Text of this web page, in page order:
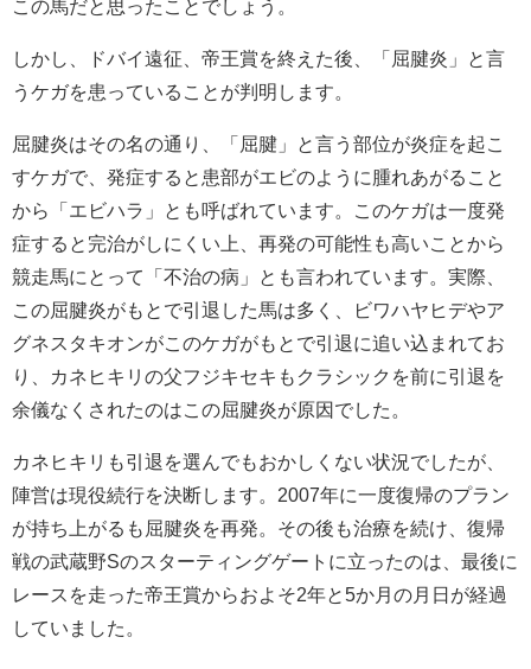
この馬だと思ったことでしょう。
しかし、ドバイ遠征、帝王賞を終えた後、「屈腱炎」と言
うケガを患っていることが判明します。
屈腱炎はその名の通り、「屈腱」と言う部位が炎症を起こ
すケガで、発症すると患部がエビのように腫れあがること
から「エビハラ」とも呼ばれています。このケガは一度発
症すると完治がしにくい上、再発の可能性も高いことから
競走馬にとって「不治の病」とも言われています。実際、
この屈腱炎がもとで引退した馬は多く、ビワハヤヒデやア
グネスタキオンがこのケガがもとで引退に追い込まれてお
り、カネヒキリの父フジキセキもクラシックを前に引退を
余儀なくされたのはこの屈腱炎が原因でした。
カネヒキリも引退を選んでもおかしくない状況でしたが、
陣営は現役続行を決断します。2007年に一度復帰のプラン
が持ち上がるも屈腱炎を再発。その後も治療を続け、復帰
戦の武蔵野Sのスターティングゲートに立ったのは、最後に
レースを走った帝王賞からおよそ2年と5か月の月日が経過
していました。